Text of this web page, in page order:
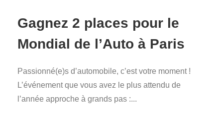
Gagnez 2 places pour le
Mondial de l’Auto à Paris
Passionné(e)s d’automobile, c’est votre moment !
L’événement que vous avez le plus attendu de
l’année approche à grands pas :...